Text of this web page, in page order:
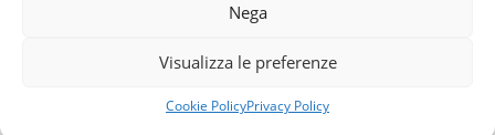
Nega
Visualizza le preferenze
Cookie PolicyPrivacy Policy
Vai alla pagina